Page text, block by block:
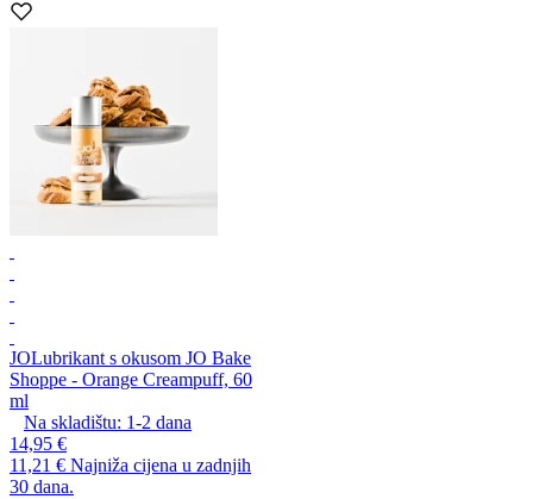
JOLubrikant s okusom JO Bake
Shoppe - Orange Creampuff, 60
ml
Na skladištu: 1-2 dana
14,95 €
11,21 € Najniža cijena u zadnjih
30 dana.